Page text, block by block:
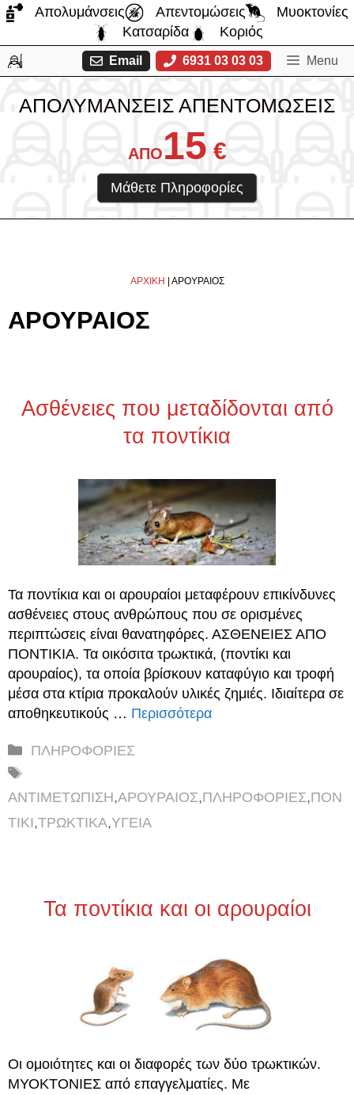
Μετάβαση
περιεχόμενο
Απολυμάνσεις Απεντομώσεις
Μυοκτονίες
Κατσαρίδα
Κοριός
Menu
Email 6931 03 03 03
ΑΠΟΛΥΜΑΝΣΕΙΣ ΑΠΕΝΤΟΜΩΣΕΙΣ
ΑΠΟ15 €
Μάθετε Πληροφορίες
ΑΡΧΙΚΗ | ΑΡΟΥΡΑΙΟΣ
ΑΡΟΥΡΑΙΟΣ
Ασθένειες που μεταδίδονται από
τα ποντίκια
Τα ποντίκια και οι αρουραίοι μεταφέρουν επικίνδυνες
ασθένειες στους ανθρώπους που σε ορισμένες
περιπτώσεις είναι θανατηφόρες. ΑΣΘΕΝΕΙΕΣ ΑΠΟ
ΠΟΝΤΙΚΙΑ. Τα οικόσιτα τρωκτικά, (ποντίκι και
αρουραίος), τα οποία βρίσκουν καταφύγιο και τροφή
μέσα στα κτίρια προκαλούν υλικές ζημιές. Ιδιαίτερα σε
αποθηκευτικούς … Περισσότερα
Κατηγορίες
ΠΛΗΡΟΦΟΡΙΕΣ
ΑΝΤΙΜΕΤΩΠΙΣΗ,ΑΡΟΥΡΑΙΟΣ,ΠΛΗΡΟΦΟΡΙΕΣ,ΠΟΝ
ΤΙΚΙ,ΤΡΩΚΤΙΚΑ,ΥΓΕΙΑ
Τα ποντίκια και οι αρουραίοι
Οι ομοιότητες και οι διαφορές των δύο τρωκτικών.
ΜΥΟΚΤΟΝΙΕΣ από επαγγελματίες. Με